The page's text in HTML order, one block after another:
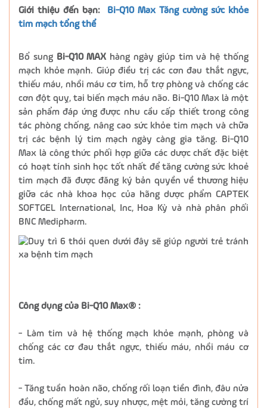
Giới thiệu đến bạn: Bi-Q10 Max Tăng cường sức khỏe
tim mạch tổng thể
Bổ sungBi-Q10 MAX hàng ngày giúp tim và hệ thống
mạch khỏe mạnh. Giúp điều trị các cơn đau thắt ngực,
thiếu máu, nhồi máu cơ tim, hỗ trợ phòng và chống các
cơn đột quỵ, tai biến mạch máu não.​ Bi-Q10 Max là một
sản phẩm đáp ứng được nhu cầu cấp thiết trong công
tác phòng chống, nâng cao sức khỏe tim mạch và chữa
trị các bệnh lý tim mạch ngày càng gia tăng. Bi-Q10
Max là công thức phối hợp giữa các dược chất đặc biệt
có hoạt tính sinh học tốt nhất để tăng cường sức khoẻ
tim mạch đã được đăng ký bản quyền về thương hiệu
giữa các nhà khoa học của hãng dược phẩm CAPTEK
SOFTGEL International, Inc, Hoa Kỳ và nhà phân phối
BNC Medipharm.
Công dụng của Bi-Q10 Max® :
- Làm tim và hệ thống mạch khỏe mạnh, phòng và
chống các cơ đau thắt ngực, thiếu máu, nhồi máu cơ
tim.
- Tăng tuần hoàn não, chống rối loạn tiền đình, đâu nửa
đầu, chống mất ngủ, suy nhược, mệt mỏi, tăng cường trí